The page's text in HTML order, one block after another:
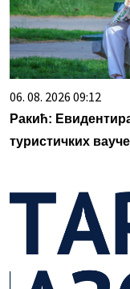
06. 08. 2026 09:12
Ракић:
туристичких